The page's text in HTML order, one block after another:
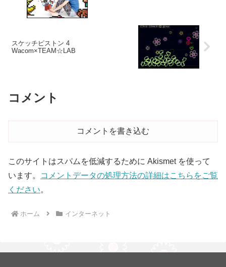
スケッチピストン 4
Wacom×TEAM☆LAB
コメント
コメントを書き込む
このサイトはスパムを低減するために Akismet を使って
います。
コメントデータの処理方法の詳細はこちらをご覧
ください。
ホーム インターネット